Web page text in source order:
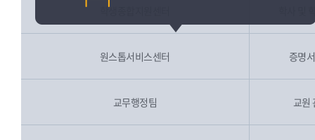
학생종합지원센터
원스톱서비스센터 증명
교무행정팀 교원